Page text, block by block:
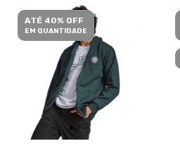
ATÉ 40% OFF
EM QUANTIDADE